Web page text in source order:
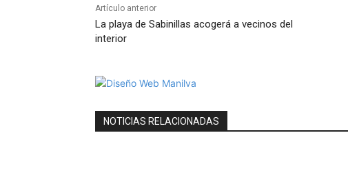
Artículo anterior
La playa de Sabinillas acogerá a vecinos del
interior
NOTICIAS RELACIONADAS